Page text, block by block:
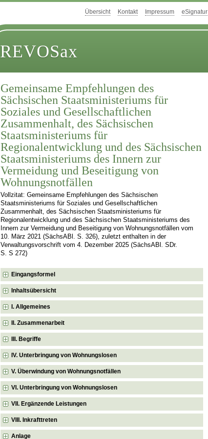
Übersicht Kontakt Impressum eSignatur
REVOSax
Gemeinsame Empfehlungen des
Sächsischen Staatsministeriums für
Soziales und Gesellschaftlichen
Zusammenhalt, des Sächsischen
Staatsministeriums für
Regionalentwicklung und des Sächsischen
Staatsministeriums des Innern zur
Vermeidung und Beseitigung von
Wohnungsnotfällen
Vollzitat: Gemeinsame Empfehlungen des Sächsischen
Staatsministeriums für Soziales und Gesellschaftlichen
Zusammenhalt, des Sächsischen Staatsministeriums für
Regionalentwicklung und des Sächsischen Staatsministeriums des
Innern zur Vermeidung und Beseitigung von Wohnungsnotfällen vom
10. März 2021 (SächsABl. S. 326), zuletzt enthalten in der
Verwaltungsvorschrift vom 4. Dezember 2025 (SächsABl. SDr.
S. S 272)
Eingangsformel
Inhaltsübersicht
I. Allgemeines
II. Zusammenarbeit
III. Begriffe
IV. Unterbringung von Wohnungslosen
V. Überwindung von Wohnungsnotfällen
VI. Unterbringung von Wohnungslosen
VII. Ergänzende Leistungen
VIII. Inkrafttreten
Anlage